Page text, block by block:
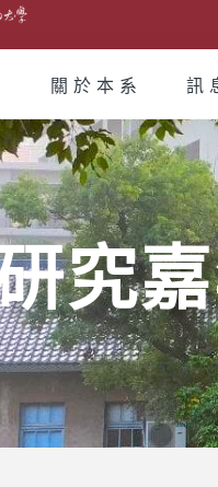
關於本系 訊
究